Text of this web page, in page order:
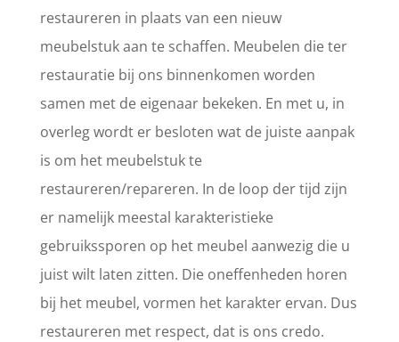
restaureren in plaats van een nieuw
meubelstuk aan te schaffen. Meubelen die ter
restauratie bij ons binnenkomen worden
samen met de eigenaar bekeken. En met u, in
overleg wordt er besloten wat de juiste aanpak
is om het meubelstuk te
restaureren/repareren. In de loop der tijd zijn
er namelijk meestal karakteristieke
gebruikssporen op het meubel aanwezig die u
juist wilt laten zitten. Die oneffenheden horen
bij het meubel, vormen het karakter ervan. Dus
restaureren met respect, dat is ons credo.